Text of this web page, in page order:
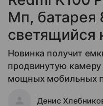
Мп, батарея
светящийся
Новинка получит
продвинутую
мощных мобильных
Денис